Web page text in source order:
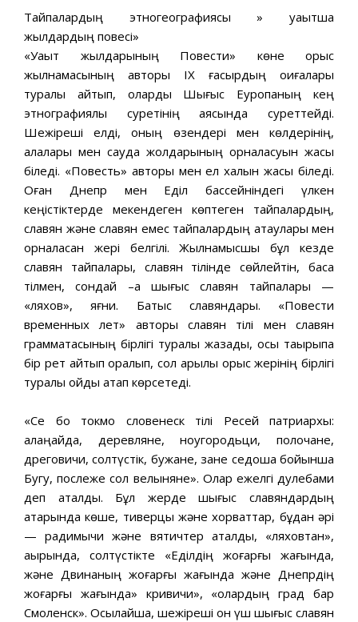
Тайпалардың этногеографиясы » уақытша
жылдардың повесі»
«Уақыт жылдарының Повести» көне орыс
жылнамасының авторы IX ғасырдың оқиғалары
туралы айтып, оларды Шығыс Еуропаның кең
этнографиялық суретінің аясында суреттейді.
Шежіреші елді, оның өзендері мен көлдерінің,
қалалары мен сауда жолдарының орналасуын жақсы
біледі. «Повесть» авторы мен ел халқын жақсы біледі.
Оған Днепр мен Еділ бассейніндегі үлкен
кеңістіктерде мекендеген көптеген тайпалардың,
славян және славян емес тайпалардың атаулары мен
орналасқан жері белгілі. Жылнамысшы бұл кезде
славян тайпалары, славян тілінде сөйлейтін, басқа
тілмен, сондай –ақ шығыс славян тайпалары —
«ляхов», яғни. Батыс славяндары. «Повести
временных лет» авторы славян тілі мен славян
грамматасының бірлігі туралы жазады, осы тақырыпқа
бір рет қайтып оралып, сол арқылы орыс жерінің бірлігі
туралы ойды атап көрсетеді.
«Се бо токмо словенеск тілі Ресей патриархы:
алаңқайда, деревляне, ноугородьци, полочане,
дреговичи, солтүстік, бужане, зане седоша бойынша
Бугу, послеже сол велыняне». Олар ежелгі дулебами
деп аталды. Бұл жерде шығыс славяндардың
қатарында көше, тиверцы және хорваттар, бұдан әрі
— радимычи және вятичтер аталды, «ляховтан»,
ақырында, солтүстікте «Еділдің жоғарғы жағында,
және Двинаның жоғарғы жағында және Днепрдің
жоғарғы жағында» кривичи», «олардың град бар
Смоленск». Осылайша, шежіреші он үш шығыс славян